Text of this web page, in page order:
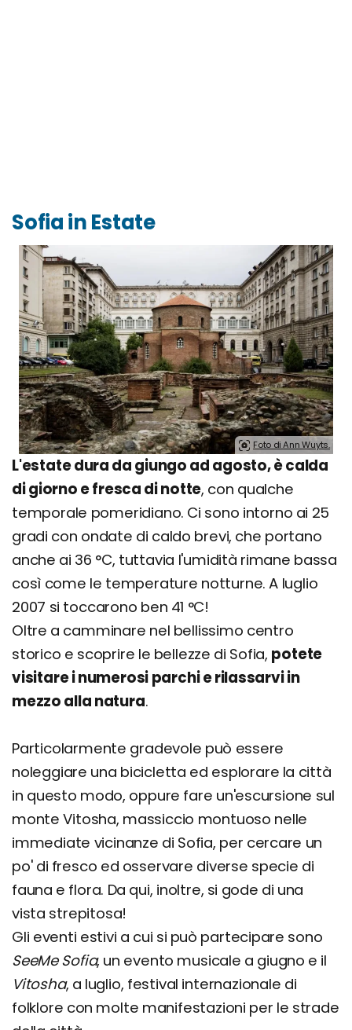
Sofia in Estate
Foto di Ann Wuyts.
L'estate dura da giungo ad agosto, è calda
di giorno e fresca di notte, con qualche
temporale pomeridiano. Ci sono intorno ai 25
gradi con ondate di caldo brevi, che portano
anche ai 36 °C, tuttavia l'umidità rimane bassa
così come le temperature notturne. A luglio
2007 si toccarono ben 41 °C!
Oltre a camminare nel bellissimo centro
storico e scoprire le bellezze di Sofia, potete
visitare i numerosi parchi e rilassarvi in
mezzo alla natura.
Particolarmente gradevole può essere
noleggiare una bicicletta ed esplorare la città
in questo modo, oppure fare un'escursione sul
monte Vitosha, massiccio montuoso nelle
immediate vicinanze di Sofia, per cercare un
po' di fresco ed osservare diverse specie di
fauna e flora. Da qui, inoltre, si gode di una
vista strepitosa!
Gli eventi estivi a cui si può partecipare sono
SeeMe Sofia, un evento musicale a giugno e il
Vitosha, a luglio, festival internazionale di
folklore con molte manifestazioni per le strade